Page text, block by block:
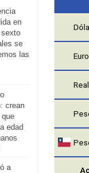
en
se
las
crean
edad
a